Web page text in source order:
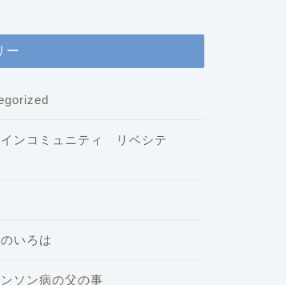
ー
インコミュニティ リベシテ
いろは
ソン病の父の事